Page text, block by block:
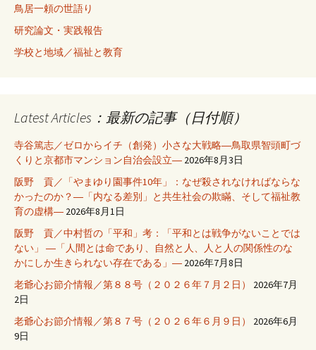
鳥居一頼の世語り
研究論文・実践報告
学校と地域／福祉と教育
Latest Articles：最新の記事（日付順）
寺谷篤志／ゼロからイチ（創発）小さな大戦略―鳥取県智頭町づ
くりと京都市マンション自治会設立― 2026年8月3日
阪野 貢／「やまゆり園事件10年」：なぜ殺されなければならな
かったのか？―「内なる差別」と共生社会の欺瞞、そして福祉教
育の虚構― 2026年8月1日
阪野 貢／中村哲の「平和」考：「平和とは戦争がないことでは
ない」 ―「人間とは命であり、自然と人、人と人の関係性のな
かにしか生きられない存在である」― 2026年7月8日
老爺心お節介情報／第８８号（２０２６年７月２日）
2026年7月
2日
老爺心お節介情報／第８７号（２０２６年６月９日）
2026年6月
9日